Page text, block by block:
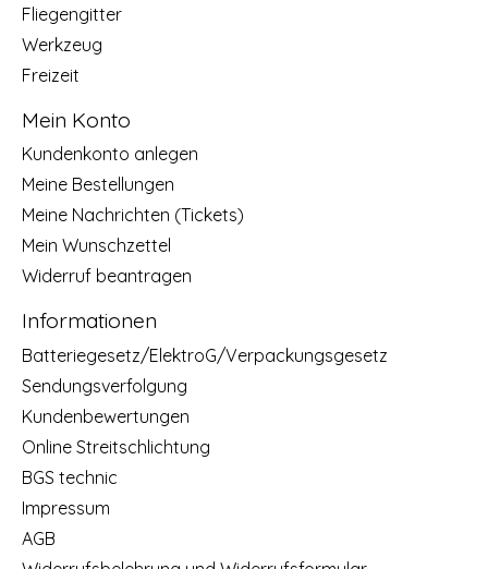
Fliegengitter
Werkzeug
Freizeit
Mein Konto
Kundenkonto anlegen
Meine Bestellungen
Meine Nachrichten (Tickets)
Mein Wunschzettel
Widerruf beantragen
Informationen
Batteriegesetz/ElektroG/Verpackungsgesetz
Sendungsverfolgung
Kundenbewertungen
Online Streitschlichtung
BGS technic
Impressum
AGB